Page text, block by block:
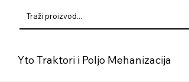
Yto Traktori i Poljo Mehanizacija